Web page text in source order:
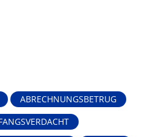
ABRECHNUNGSBETRUG